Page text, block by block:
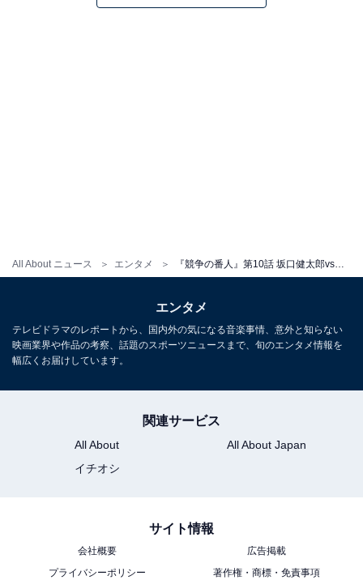
All About ニュース エンタメ
はない盛り上がりぶりに「今日最終回と思ってたら次回
ダイロクメンバーたちの再びのタッグに期待です。
エンタメ
テレビドラマのレポートから、国内外の気になる音楽事情、意外と知らない
映画業界や作品の考察、話題のスポーツニュースまで、旬のエンタメ情報を
幅広くお届けしています。
関連サービス
All About
All About Japan
イチオシ
サイト情報
会社概要
広告掲載
プライバシーポリシー
著作権・商標・免責事項